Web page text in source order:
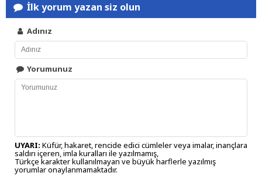
İlk yorum yazan siz olun
Adınız
Yorumunuz
UYARI: Küfür, hakaret, rencide edici cümleler veya imalar, inançlara
saldırı içeren, imla kuralları ile yazılmamış,
Türkçe karakter kullanılmayan ve büyük harflerle yazılmış
yorumlar onaylanmamaktadır.